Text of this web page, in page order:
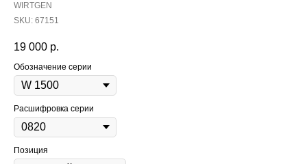
WIRTGEN
SKU: 67151
19 000 р.
Обозначение серии
Расшифровка серии
Позиция